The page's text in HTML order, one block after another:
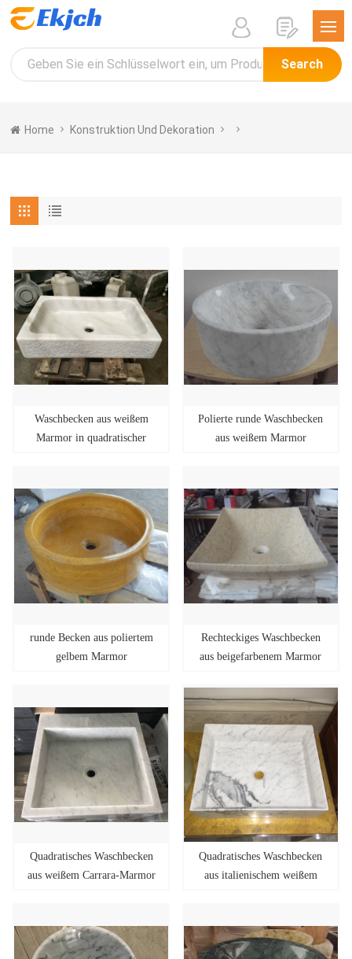
Search
Home Konstruktion Und Dekoration
Waschbecken aus weißem
Marmor in quadratischer
Polierte runde Waschbecken
aus weißem Marmor
runde Becken aus poliertem
gelbem Marmor
Rechteckiges Waschbecken
aus beigefarbenem Marmor
Quadratisches Waschbecken
aus weißem Carrara-Marmor
Quadratisches Waschbecken
aus italienischem weißem